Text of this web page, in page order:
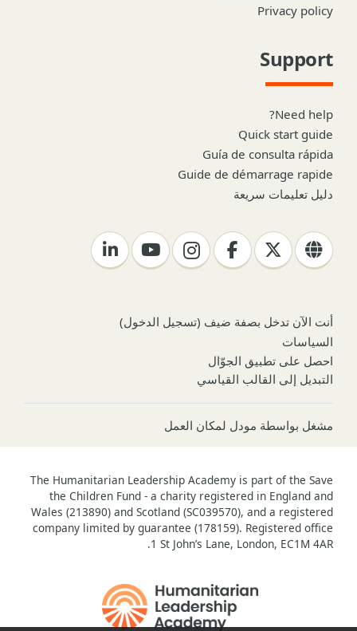
Privacy policy
Support
Need help?
Quick start guide
Guía de consulta rápida
Guide de démarrage rapide
دليل تعليمات سريعة
أنت الآن تدخل بصفة ضيف (تسجيل الدخول)
السياسات
احصل على تطبيق الجوّال
التبديل إلى القالب القياسي
مشغل بواسطة مودل لمكان العمل
The Humanitarian Leadership Academy is part of the Save
the Children Fund - a charity registered in England and
Wales (213890) and Scotland (SC039570), and a registered
company limited by guarantee (178159). Registered office
1 St John’s Lane, London, EC1M 4AR.